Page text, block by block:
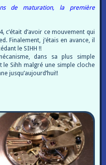
de maturation, la première
c’était d’avoir ce mouvement qui
Finalement, j’étais en avance, il
le SIHH !!
dans sa plus simple
Sihh malgré une simple cloche
jusqu’aujourd’hui!!